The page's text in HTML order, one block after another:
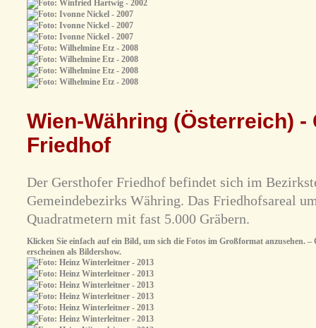
Wien-Währing (Österreich) -
Friedhof
Der Gersthofer Friedhof befindet sich im
Gemeindebezirks Währing. Das Friedhofsareal
Quadratmetern mit fast 5.000 Gräbern.
Klicken Sie einfach auf ein Bild, um sich die Fotos im Großformat anzusehen. –
erscheinen als Bildershow.